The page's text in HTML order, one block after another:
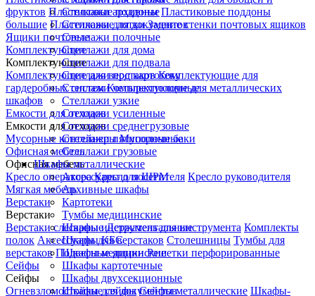
Стеллажи архивные
Стеллажи для документов
Стеллажи полочные
Стеллажи для дома
Стеллажи для подвала
Стеллажи под картотеку
Стеллажи четырехполочные
Стеллажи узкие
Стеллажи усиленные
Стеллажи среднегрузовые
Стеллажи пятиполочные
Стеллажи грузовые
Шкафы металлические
Аксессуары для ШРМ
Архивные шкафы
Картотеки
Тумбы медицинские
Шкафы инструментальные
Шкафы КБС
Шкафы медицинские
Шкафы картотечные
Шкафы двухсекционные
Шкафы для документов
фруктов Пластиковые поддоны Пластиковые поддоны
большие Пластиковые лотки Задние стенки почтовых ящиков
Ящики почтовые
Комплектующие
Комплектующие
Комплектующие для верстаков Комплектующие для
гардеробных систем Комплектующие для металлических
шкафов
Емкости для отходов
Емкости для отходов
Мусорные контейнеры Мусорные баки
Офисная мебель
Офисная мебель
Кресло оператора Кресло посетителя Кресло руководителя
Мягкая мебель
Верстаки
Верстаки
Верстаки слесарные Держатель для инструмента Комплекты
полок Аксессуары для верстаков Столешницы Тумбы для
верстаков Подвесные ящики Решетки перфорированные
Сейфы
Сейфы
Огневзломостойкие сейфы Сейфы металлические Шкафы-